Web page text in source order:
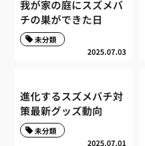
我が家の庭にスズメバ
チの巣ができた日
2025.07.03
未分類
進化するスズメバチ対
策最新グッズ動向
2025.07.01
未分類